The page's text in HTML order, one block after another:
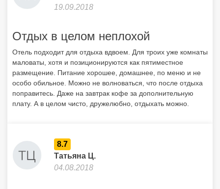
19.09.2018
Отдых в целом неплохой
Отель подходит для отдыха вдвоем. Для троих уже комнаты
маловаты, хотя и позиционируются как пятиместное
размещение. Питание хорошее, домашнее, по меню и не
особо обильное. Можно не волноваться, что после отдыха
поправитесь. Даже на завтрак кофе за дополнительную
плату. А в целом чисто, дружелюбно, отдыхать можно.
8.7
Татьяна Ц.
04.08.2018